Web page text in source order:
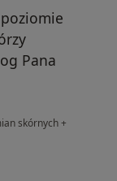
Pana
skórnych +